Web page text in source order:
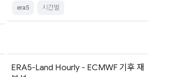
era5 시간별
ERA5-Land Hourly - ECMWF 기후 재